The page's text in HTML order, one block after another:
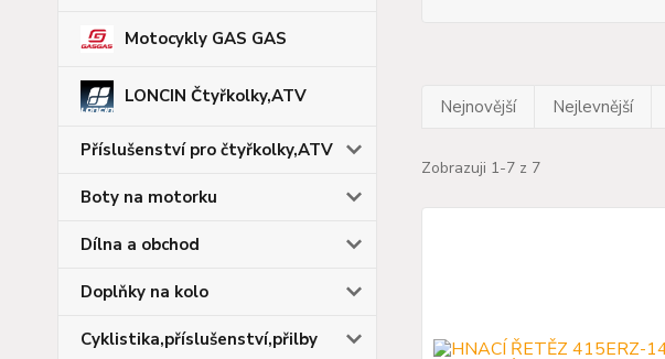
Motocykly GAS GAS
LONCIN Čtyřkolky,ATV
Příslušenství pro čtyřkolky,ATV
Boty na motorku
Dílna a obchod
Doplňky na kolo
Cyklistika,příslušenství,přilby
Nejnovější Nejlevnější
Zobrazuji 1-7 z 7